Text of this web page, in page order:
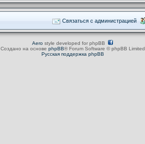
Связаться с администрацией
Aero style developed for phpBB
Создано на основе phpBB® Forum Software © phpBB Limited
Русская поддержка phpBB